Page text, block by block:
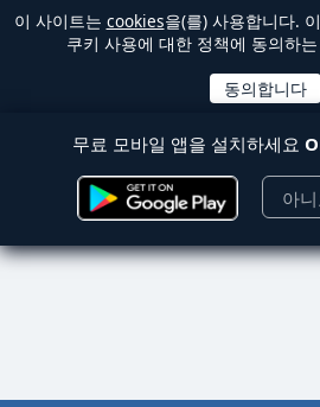
이 사이트는 cookies을(를) 사용합니다.
쿠키 사용에 대한 정책에 동의하
무료 모바일 앱을 설치하세요
아